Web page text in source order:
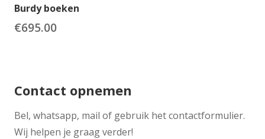
Burdy boeken
€695.00
Contact opnemen
​Bel, whatsapp, mail of gebruik het contactformulier.
Wij helpen je graag verder!